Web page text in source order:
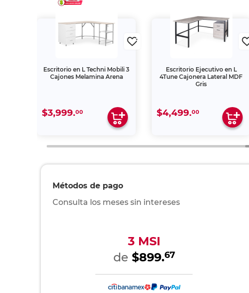
Escritorio en L Techni Mobili 3
Cajones Melamina Arena
$3,999.00
Escritorio Ejecutivo en L
4Tune Cajonera Lateral MDF
Gris
$4,499.00
Métodos de pago
Consulta los meses sin intereses
3 MSI
de $899.67